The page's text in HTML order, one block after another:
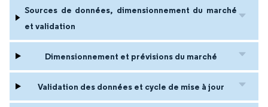
Sources de données, dimensionnement du marché
et validation
Dimensionnement et prévisions du marché
Validation des données et cycle de mise à jour